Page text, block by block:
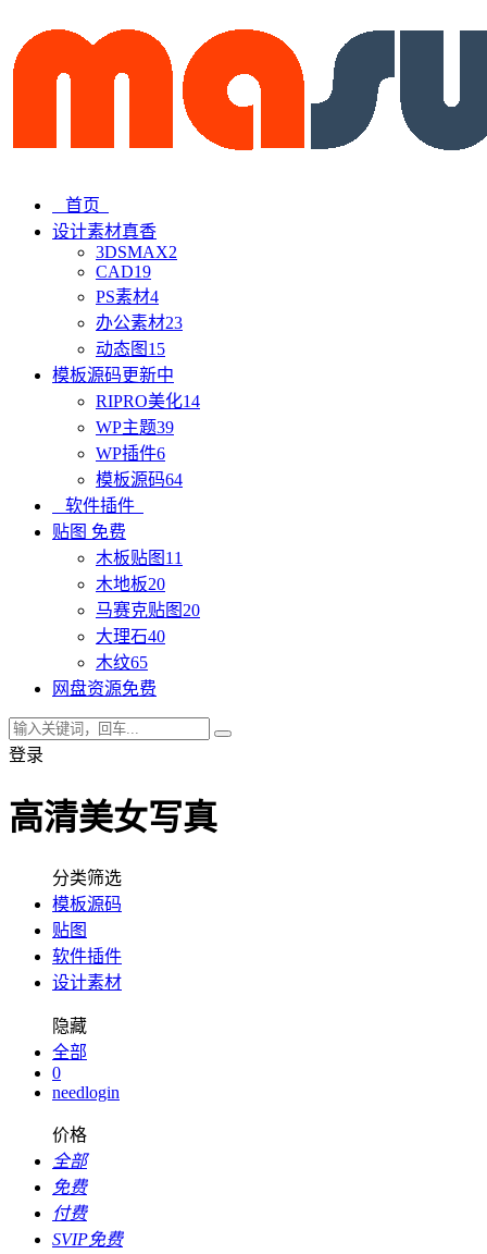
首页
设计素材真香
3DSMAX2
CAD19
PS素材4
办公素材23
动态图 15
模板源码更新中
RIPRO美化14
WP主题39
WP插件6
模板源码64
软件插件
贴图 免费
木板贴图 11
木地板20
马赛克贴图 20
大理石40
木纹65
网盘资源免费
登录
高清美女写真
分类筛选
模板源码
贴图
软件插件
设计素材
隐藏
全部
0
needlogin
价格
全部
免费
付费
SVIP免费